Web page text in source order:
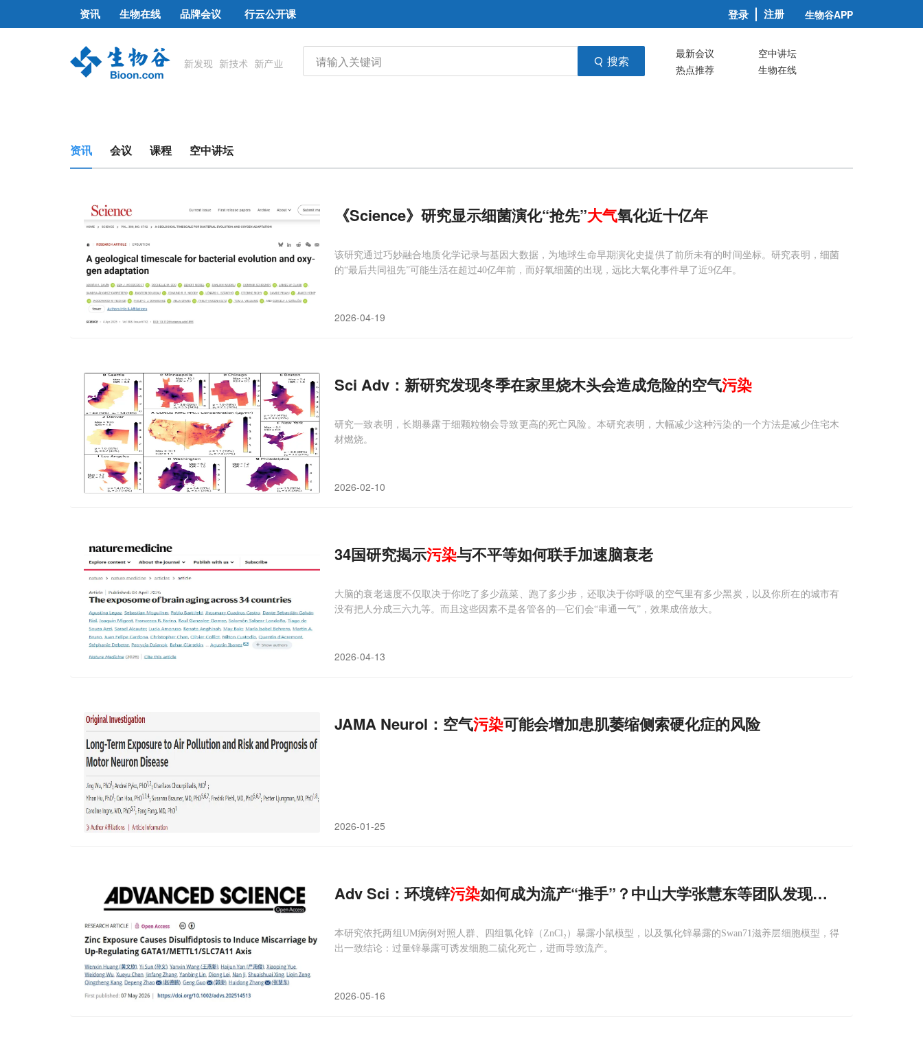
资讯 生物在线 品牌会议 行云公开课 登录 注册 生物谷APP
搜索 最新会议
空中讲坛
热点推荐
生物在线
资讯 会议 课程 空中讲坛
《Science》研究显示细菌演化“抢先”大气氧化近十亿年
该研究通过巧妙融合地质化学记录与基因大数据，为地球生命早期演化史提供了前所未有的时间坐标。研究表明，细菌
的“最后共同祖先”可能生活在超过40亿年前，而好氧细菌的出现，远比大氧化事件早了近9亿年。
2026-04-19
Sci Adv：新研究发现冬季在家里烧木头会造成危险的空气污染
研究一致表明，长期暴露于细颗粒物会导致更高的死亡风险。本研究表明，大幅减少这种污染的一个方法是减少住宅木
材燃烧。
2026-02-10
34国研究揭示污染与不平等如何联手加速脑衰老
大脑的衰老速度不仅取决于你吃了多少蔬菜、跑了多少步，还取决于你呼吸的空气里有多少黑炭，以及你所在的城市有
没有把人分成三六九等。而且这些因素不是各管各的—它们会“串通一气”，效果成倍放大。
2026-04-13
JAMA Neurol：空气污染可能会增加患肌萎缩侧索硬化症的风险
2026-01-25
Adv Sci：环境锌污染如何成为流产“推手”？中山大学张慧东等团队发现其触发细胞新
本研究依托两组UM病例对照人群、四组氯化锌（ZnCl₂）暴露小鼠模型，以及氯化锌暴露的Swan71滋养层细胞模型，得
出一致结论：过量锌暴露可诱发细胞二硫化死亡，进而导致流产。
2026-05-16